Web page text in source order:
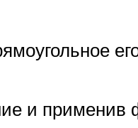
и применив